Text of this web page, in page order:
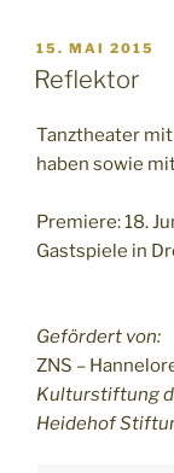
AM
15. MAI 2015
Reflektor
Tanztheater
haben sowie
Premiere: 18.
Gastspiele in
Gefördert von:
ZNS –
Kulturstiftung
Heidehof